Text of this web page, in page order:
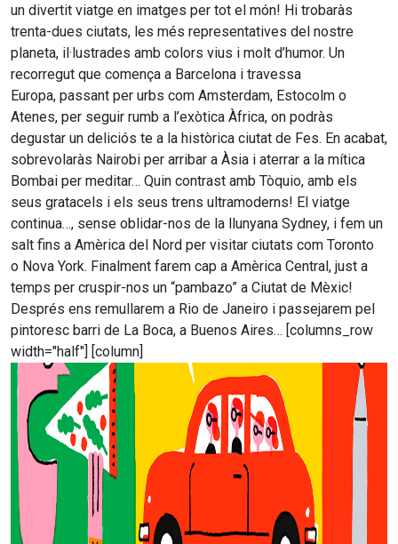
un divertit viatge en imatges per tot el món! Hi trobaràs
trenta-dues ciutats, les més representatives del nostre
planeta, il·lustrades amb colors vius i molt d’humor. Un
recorregut que comença a Barcelona i travessa
Europa, passant per urbs com Amsterdam, Estocolm o
Atenes, per seguir rumb a l’exòtica Àfrica, on podràs
degustar un deliciós te a la històrica ciutat de Fes. En acabat,
sobrevolaràs Nairobi per arribar a Àsia i aterrar a la mítica
Bombai per meditar… Quin contrast amb Tòquio, amb els
seus gratacels i els seus trens ultramoderns! El viatge
continua…, sense oblidar-nos de la llunyana Sydney, i fem un
salt fins a Amèrica del Nord per visitar ciutats com Toronto
o Nova York. Finalment farem cap a Amèrica Central, just a
temps per cruspir-nos un “pambazo” a Ciutat de Mèxic!
Després ens remullarem a Rio de Janeiro i passejarem pel
pintoresc barri de La Boca, a Buenos Aires… [columns_row
width="half"] [column]